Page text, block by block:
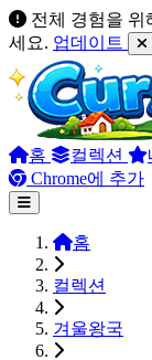
전체 경험을 위
세요. 업데이트
홈 컬렉션
Chrome에 추가
홈
컬렉션
겨울왕국